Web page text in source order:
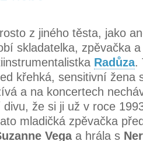
z jiného těsta, jako
skladatelka, zpěvačka a
Radůza.
křehká, sensitivní žena
a na koncertech
divu, že si ji už v roce
mladičká zpěvačka
Vegaa hrála s